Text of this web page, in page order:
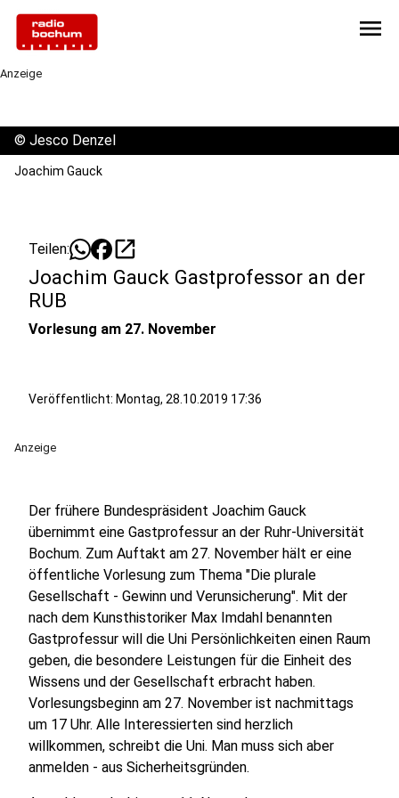
menu
Anzeige
© Jesco Denzel
Joachim Gauck
Teilen: open_in_new
Joachim Gauck Gastprofessor an der
RUB
Vorlesung am 27. November
Veröffentlicht: Montag, 28.10.2019 17:36
Anzeige
Der frühere Bundespräsident Joachim Gauck
übernimmt eine Gastprofessur an der Ruhr-Universität
Bochum. Zum Auftakt am 27. November hält er eine
öffentliche Vorlesung zum Thema "Die plurale
Gesellschaft - Gewinn und Verunsicherung". Mit der
nach dem Kunsthistoriker Max Imdahl benannten
Gastprofessur will die Uni Persönlichkeiten einen Raum
geben, die besondere Leistungen für die Einheit des
Wissens und der Gesellschaft erbracht haben.
Vorlesungsbeginn am 27. November ist nachmittags
um 17 Uhr. Alle Interessierten sind herzlich
willkommen, schreibt die Uni. Man muss sich aber
anmelden - aus Sicherheitsgründen.